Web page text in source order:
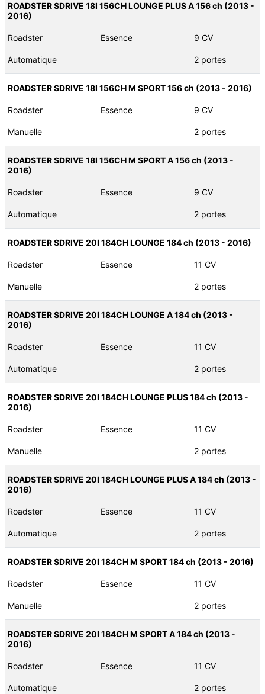
ROADSTER SDRIVE 18I 156CH LOUNGE PLUS A 156 ch (2013 -
2016)
Roadster Essence 9 CV
Automatique 2 portes
ROADSTER SDRIVE 18I 156CH M SPORT 156 ch (2013 - 2016)
Roadster Essence 9 CV
Manuelle 2 portes
ROADSTER SDRIVE 18I 156CH M SPORT A 156 ch (2013 -
2016)
Roadster Essence 9 CV
Automatique 2 portes
ROADSTER SDRIVE 20I 184CH LOUNGE 184 ch (2013 - 2016)
Roadster Essence 11 CV
Manuelle 2 portes
ROADSTER SDRIVE 20I 184CH LOUNGE A 184 ch (2013 -
2016)
Roadster Essence 11 CV
Automatique 2 portes
ROADSTER SDRIVE 20I 184CH LOUNGE PLUS 184 ch (2013 -
2016)
Roadster Essence 11 CV
Manuelle 2 portes
ROADSTER SDRIVE 20I 184CH LOUNGE PLUS A 184 ch (2013 -
2016)
Roadster Essence 11 CV
Automatique 2 portes
ROADSTER SDRIVE 20I 184CH M SPORT 184 ch (2013 - 2016)
Roadster Essence 11 CV
Manuelle 2 portes
ROADSTER SDRIVE 20I 184CH M SPORT A 184 ch (2013 -
2016)
Roadster Essence 11 CV
Automatique 2 portes